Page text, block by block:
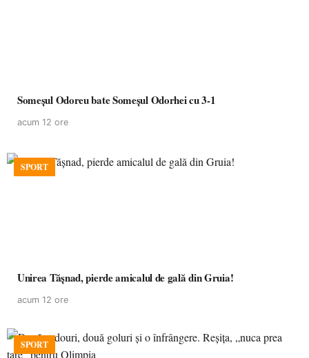
Someșul Odoreu bate Someșul Odorhei cu 3-1
acum 12 ore
SPORT
Unirea Tășnad, pierde amicalul de gală din Gruia!
acum 12 ore
SPORT